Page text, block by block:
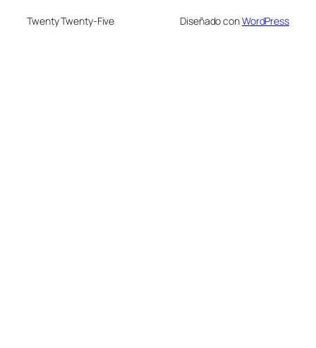
Twenty Twenty-Five Diseñado conWordPress